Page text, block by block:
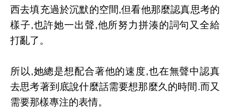
西去填充過於沉默的空間,但看他那麼認真思考的
樣子,也許她一出聲,他所努力拼湊的詞句又全給
打亂了。
所以,她總是想配合著他的速度,也在無聲中認真
去思考著到底說什麼話需要想那麼久的時間.而又
需要那樣專注的表情。